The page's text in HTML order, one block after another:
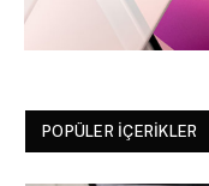
POPÜLER İÇERIKLER